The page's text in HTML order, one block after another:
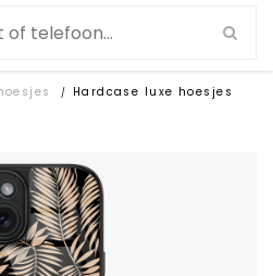
/ Hardcase luxe hoesjes